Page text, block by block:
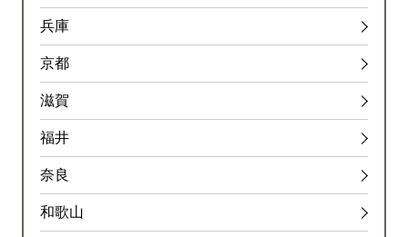
兵庫
京都
滋賀
福井
奈良
和歌山